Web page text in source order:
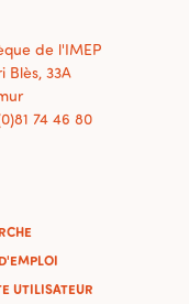
de l'IMEP
Blès, 33A
74 46 80
UTILISATEUR